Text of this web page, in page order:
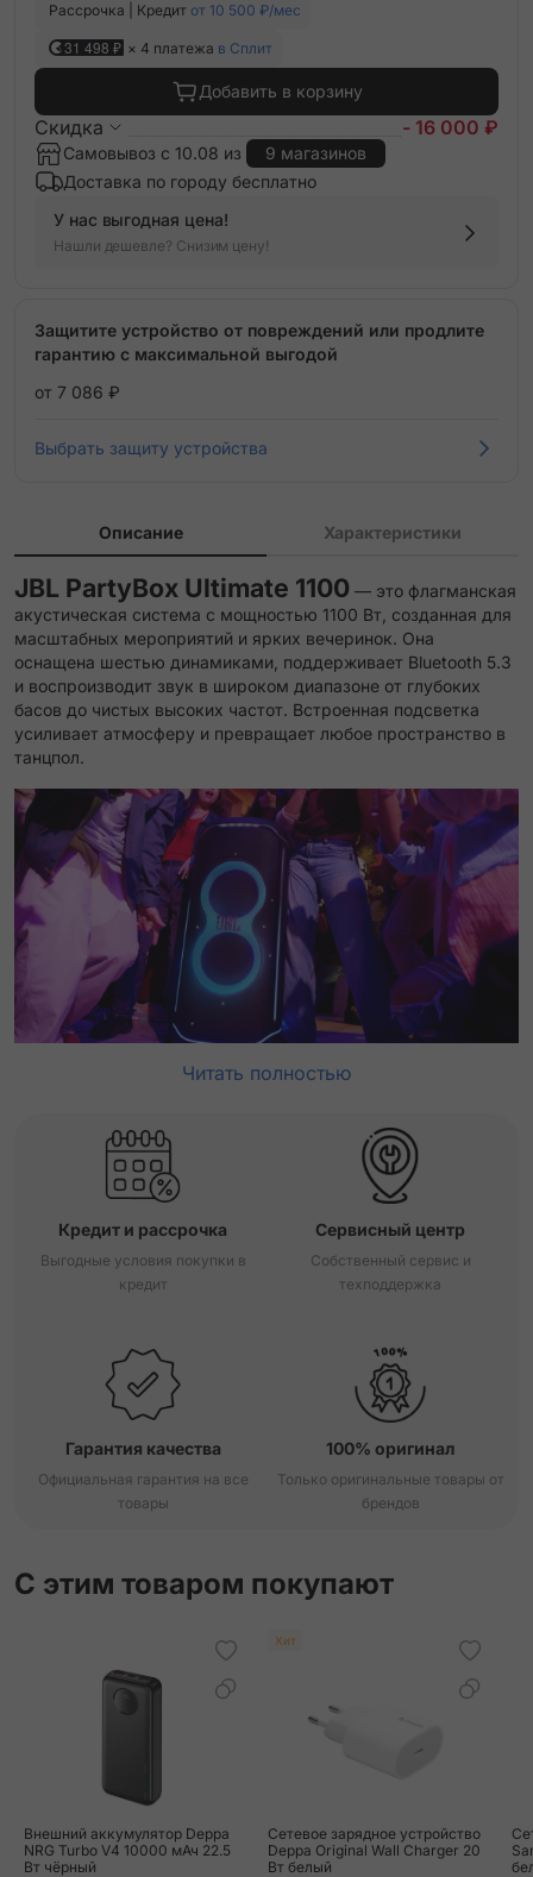
Рассрочка | Кредит от 10 500 ₽/мес
31 498 ₽ × 4 платежа в Сплит
Добавить в корзину
Скидка - 16 000 ₽
Самовывоз с 10.08 из
9 магазинов
Доставка по городу бесплатно
У нас выгодная цена!
Нашли дешевле? Снизим цену!
Защитите устройство от повреждений или продлите
гарантию с максимальной выгодой
от 7 086 ₽
Выбрать защиту устройства
Описание Характеристики
JBL PartyBox Ultimate 1100 — это флагманская
акустическая система с мощностью 1100 Вт, созданная для
масштабных мероприятий и ярких вечеринок. Она
оснащена шестью динамиками, поддерживает Bluetooth 5.3
и воспроизводит звук в широком диапазоне от глубоких
басов до чистых высоких частот. Встроенная подсветка
усиливает атмосферу и превращает любое пространство в
танцпол.
Читать полностью
Кредит и рассрочка
Выгодные условия покупки в
кредит
Сервисный центр
Собственный сервис и
техподдержка
Гарантия качества
Официальная гарантия на все
товары
100% оригинал
Только оригинальные товары от
брендов
С этим товаром покупают
Внешний аккумулятор Deppa
NRG Turbo V4 10000 мАч 22.5
Вт чёрный
Хит
Сетевое зарядное устройство
Deppa Original Wall Charger 20
Вт белый